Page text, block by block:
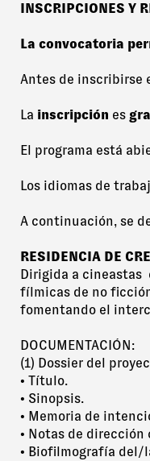
INSCRIPCIONES Y
La convocatoria
Antes de inscribirse
La inscripción es
El programa está
Los idiomas de
A continuación, se
RESIDENCIA DE
Dirigida a cineastas
fílmicas de no
fomentando el
DOCUMENTACIÓN:
(1) Dossier del
• Título.
• Sinopsis.
• Memoria de
• Notas de
• Biofilmografía del/